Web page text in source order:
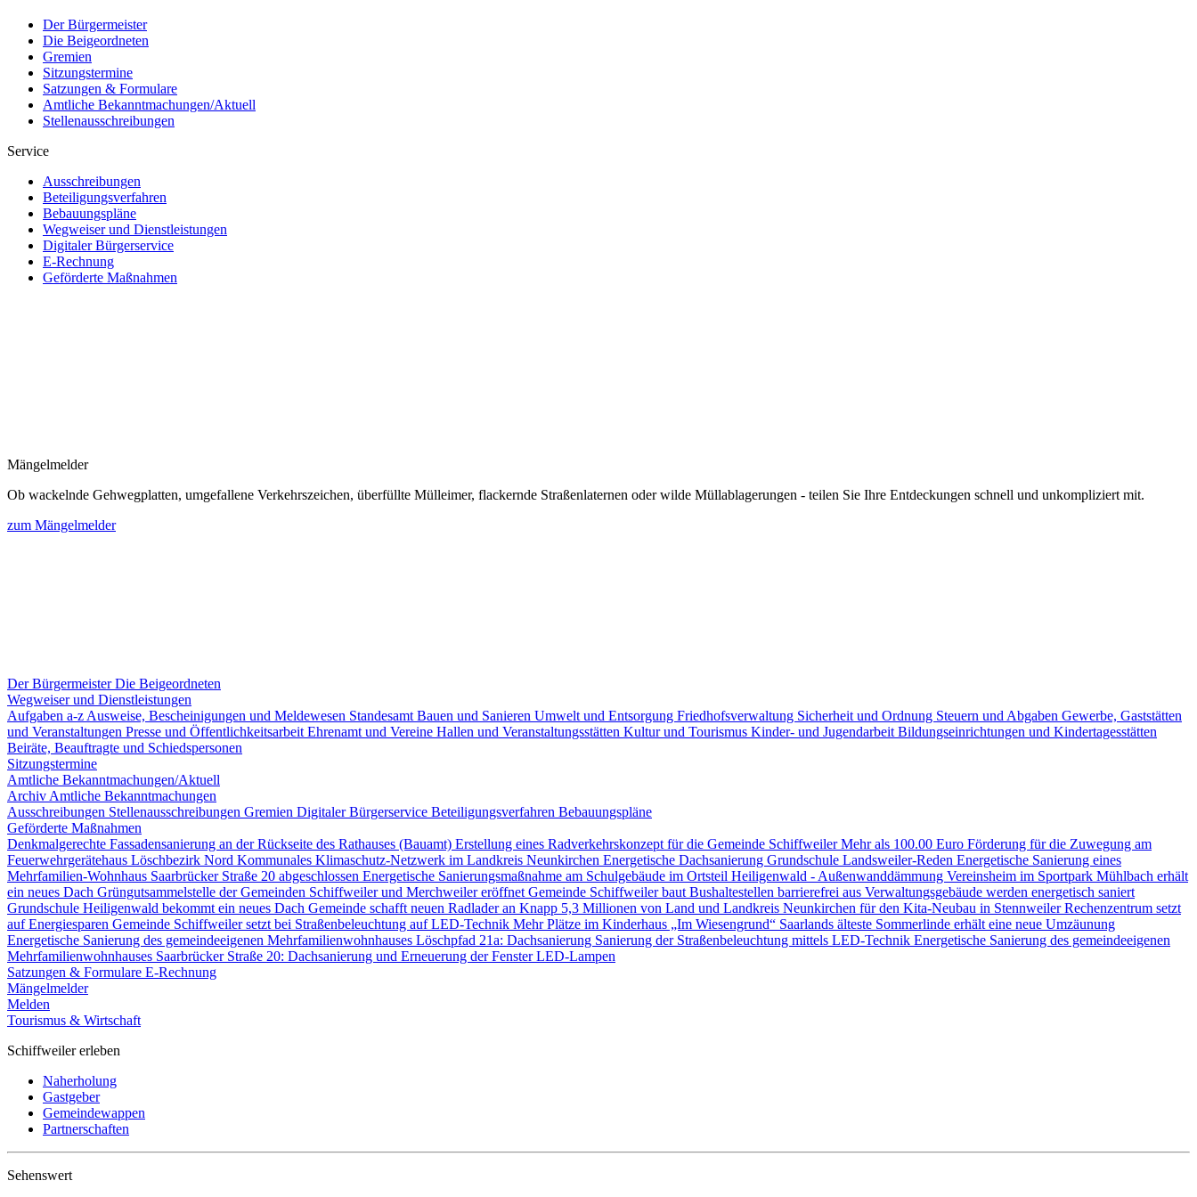
Der Bürgermeister
Die Beigeordneten
Gremien
Sitzungstermine
Satzungen & Formulare
Amtliche Bekanntmachungen/Aktuell
Stellenausschreibungen
Service
Ausschreibungen
Beteiligungsverfahren
Bebauungspläne
Wegweiser und Dienstleistungen
Digitaler Bürgerservice
E-Rechnung
Geförderte Maßnahmen
Mängelmelder
Ob wackelnde Gehwegplatten, umgefallene Verkehrszeichen, überfüllte Mülleimer, flackernde Straßenlaternen oder wilde Müllablagerungen - teilen Sie Ihre Entdeckungen schnell und unkompliziert mit.
zum Mängelmelder
Der BürgermeisterDie Beigeordneten
Wegweiser und Dienstleistungen
Aufgaben a-z Ausweise, Bescheinigungen und Meldewesen Standesamt Bauen und Sanieren Umwelt und Entsorgung Friedhofsverwaltung Sicherheit und Ordnung Steuern und Abgaben Gewerbe, Gaststätten
und Veranstaltungen Presse und Öffentlichkeitsarbeit Ehrenamt und Vereine Hallen und Veranstaltungsstätten Kultur und Tourismus Kinder- und Jugendarbeit Bildungseinrichtungen und Kindertagesstätten
Beiräte, Beauftragte und Schiedspersonen
Sitzungstermine
Amtliche Bekanntmachungen/Aktuell
Archiv Amtliche Bekanntmachungen
Ausschreibungen Stellenausschreibungen Gremien Digitaler Bürgerservice Beteiligungsverfahren Bebauungspläne
Geförderte Maßnahmen
Denkmalgerechte Fassadensanierung an der Rückseite des Rathauses (Bauamt) Erstellung eines Radverkehrskonzept für die Gemeinde SchiffweilerMehr als 100.00 Euro Förderung für die Zuwegung am
Feuerwehrgerätehaus Löschbezirk Nord Kommunales Klimaschutz-Netzwerk im Landkreis Neunkirchen Energetische Dachsanierung Grundschule Landsweiler-Reden Energetische Sanierung eines
Mehrfamilien-Wohnhaus Saarbrücker Straße 20 abgeschlossen Energetische Sanierungsmaßnahme am Schulgebäude im Ortsteil Heiligenwald - Außenwanddämmung Vereinsheim im Sportpark Mühlbach erhält
ein neues Dach Grüngutsammelstelle der Gemeinden Schiffweiler und Merchweiler eröffnet Gemeinde Schiffweiler baut Bushaltestellen barrierefrei aus Verwaltungsgebäude werden energetisch saniert
Grundschule Heiligenwald bekommt ein neues Dach Gemeinde schafft neuen Radlader an Knapp 5,3 Millionen von Land und Landkreis Neunkirchen für den Kita-Neubau in StennweilerRechenzentrum setzt
auf Energiesparen Gemeinde Schiffweiler setzt bei Straßenbeleuchtung auf LED-Technik Mehr Plätze im Kinderhaus „Im Wiesengrund“ Saarlands älteste Sommerlinde erhält eine neue Umzäunung
Energetische Sanierung des gemeindeeigenen Mehrfamilienwohnhauses Löschpfad 21a: Dachsanierung Sanierung der Straßenbeleuchtung mittels LED-Technik Energetische Sanierung des gemeindeeigenen
Mehrfamilienwohnhauses Saarbrücker Straße 20: Dachsanierung und Erneuerung der FensterLED-Lampen
Satzungen & Formulare E-Rechnung
Mängelmelder
Melden
Tourismus & Wirtschaft
Schiffweiler erleben
Naherholung
Gastgeber
Gemeindewappen
Partnerschaften
Sehenswert